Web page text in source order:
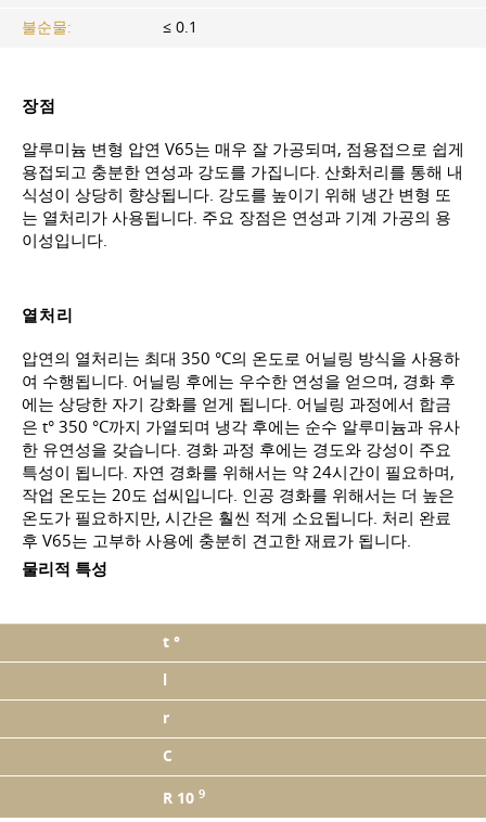
불순물:
≤ 0.1
장점
알루미늄 변형 압연 V65는 매우 잘 가공되며, 점용접으로 쉽게
용접되고 충분한 연성과 강도를 가집니다. 산화처리를 통해 내
식성이 상당히 향상됩니다. 강도를 높이기 위해 냉간 변형 또
는 열처리가 사용됩니다. 주요 장점은 연성과 기계 가공의 용
이성입니다.
열처리
압연의 열처리는 최대 350 °C의 온도로 어닐링 방식을 사용하
여 수행됩니다. 어닐링 후에는 우수한 연성을 얻으며, 경화 후
에는 상당한 자기 강화를 얻게 됩니다. 어닐링 과정에서 합금
은 t° 350 °C까지 가열되며 냉각 후에는 순수 알루미늄과 유사
한 유연성을 갖습니다. 경화 과정 후에는 경도와 강성이 주요
특성이 됩니다. 자연 경화를 위해서는 약 24시간이 필요하며,
작업 온도는 20도 섭씨입니다. 인공 경화를 위해서는 더 높은
온도가 필요하지만, 시간은 훨씬 적게 소요됩니다. 처리 완료
후 V65는 고부하 사용에 충분히 견고한 재료가 됩니다.
물리적 특성
t °
r
C
R 10 9